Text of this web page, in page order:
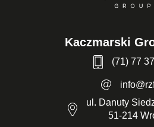
Kaczmarski
(71) 77
ul. Danuty
51-214